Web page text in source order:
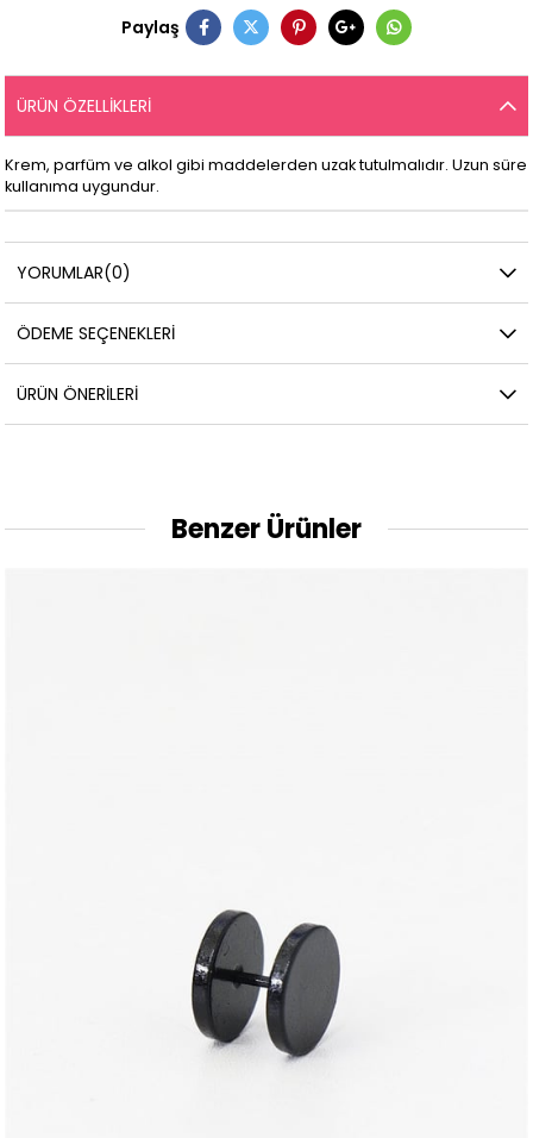
Paylaş
ÜRÜN ÖZELLIKLERI
Krem, parfüm ve alkol gibi maddelerden uzak tutulmalıdır. Uzun süre
kullanıma uygundur.
YORUMLAR(0)
ÖDEME SEÇENEKLERI
ÜRÜN ÖNERILERI
Benzer Ürünler